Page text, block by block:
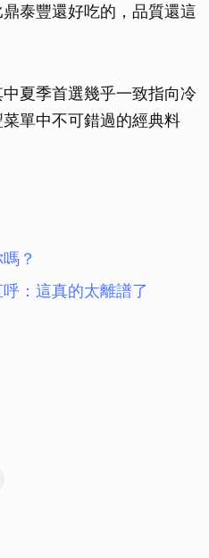
泰豐還好吃的，品質還這
夏季首選幾乎一致指向冷
單中不可錯過的經典料
？
：這真的太離譜了